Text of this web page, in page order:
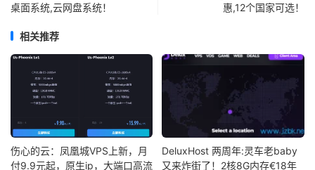
桌面系统,云网盘系统！
惠,12个国家可选！
相关推荐
伤心的云：凤凰城VPS上新，月
付9.9元起，原生ip，大端口高流
DeluxHost 两周年:灵车老baby
又来炸街了！2核8G内存€18年